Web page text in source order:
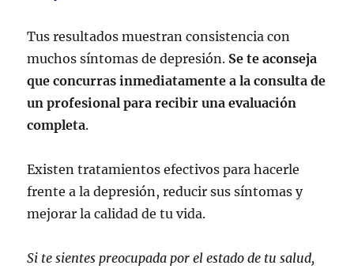
Tus resultados muestran consistencia con
muchos síntomas de depresión. Se te aconseja
que concurras inmediatamente a la consulta de
un profesional para recibir una evaluación
completa.
Existen tratamientos efectivos para hacerle
frente a la depresión, reducir sus síntomas y
mejorar la calidad de tu vida.
Si te sientes preocupada por el estado de tu salud,